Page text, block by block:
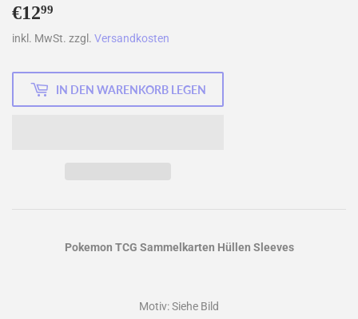
€1299
inkl. MwSt. zzgl. Versandkosten
IN DEN WARENKORB LEGEN
Pokemon TCG Sammelkarten Hüllen Sleeves
Motiv: Siehe Bild